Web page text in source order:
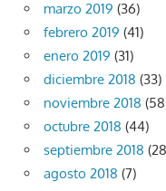
marzo 2019 (36)
febrero 2019 (41)
enero 2019 (31)
diciembre 2018 (33)
noviembre 2018
octubre 2018 (44)
septiembre 2018
agosto 2018 (7)